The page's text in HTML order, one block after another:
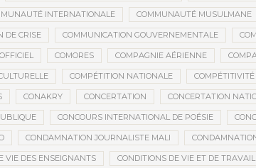
INTERNATIONALE COMMUNAUTÉ MUSULMANE
DE CRISE COMMUNICATION GOUVERNEMENTALE
COMORES COMPAGNIE AÉRIENNE
COMPÉTITION NATIONALE
CONAKRY CONCERTATION CONCERTATION
CONCOURS INTERNATIONAL DE POÉSIE
CONDAMNATION JOURNALISTE MALI
VIE DES ENSEIGNANTS CONDITIONS DE VIE ET DE TRAVAIL